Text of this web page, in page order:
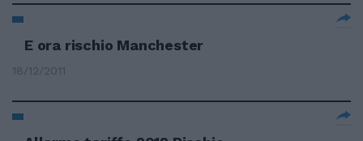
E ora rischio Manchester
18/12/2011